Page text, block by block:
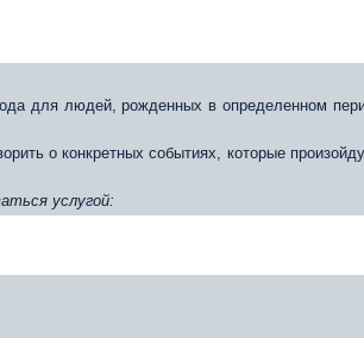
для людей, рожденных в определенном
о конкретных событиях, которые
услугой: